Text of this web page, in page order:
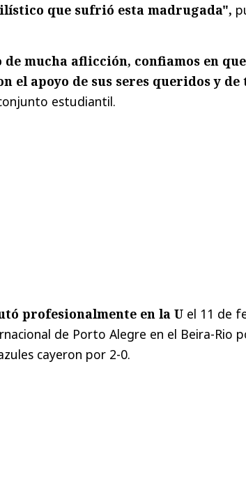
que sufrió esta madrugada",
de mucha aflicción, confiamos en que
el apoyo de sus seres queridos y de
estudiantil.
profesionalmente en la U el 11 de
de Porto Alegre en el Beira-Rio
cayeron por 2-0.